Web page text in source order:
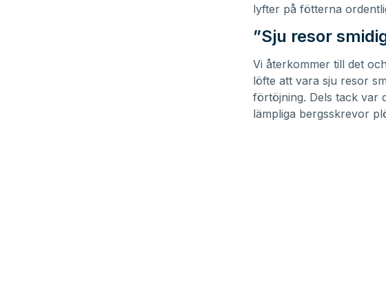
lyfter på fötterna
”Sju resor
Vi återkommer till det
löfte att vara sju resor
förtöjning. Dels tack var
lämpliga bergsskrevor